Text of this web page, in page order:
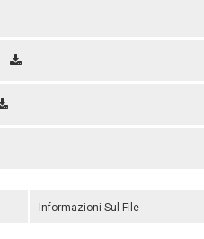
Informazioni Sul File